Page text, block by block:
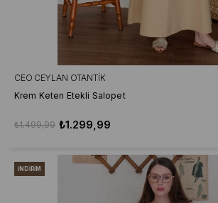
CEO CEYLAN OTANTIK
Krem Keten Etekli Salopet
₺1.299,99
₺1.499,99
İNDIRIM